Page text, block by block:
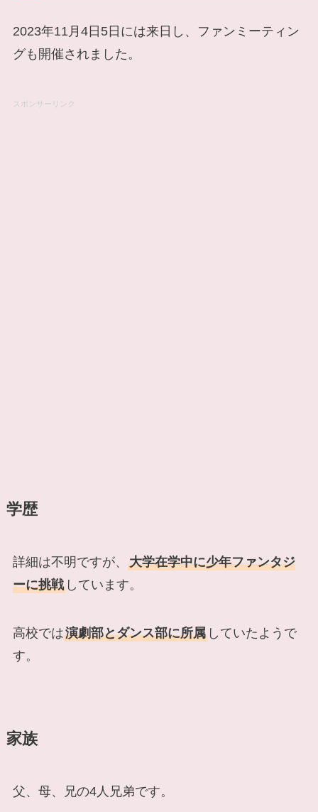
2023年11月4日5日には来日し、ファンミーティン
グも開催されました。
スポンサーリンク
学歴
詳細は不明ですが、 大学在学中に少年ファンタジ
ーに挑戦しています。
高校では演劇部とダンス部に所属していたようで
す。
家族
父、母、兄の4人兄弟です。